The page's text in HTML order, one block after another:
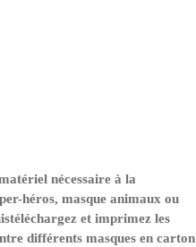
nécessaire à la
héros, masque animaux ou
et imprimez les
différents masques en carton